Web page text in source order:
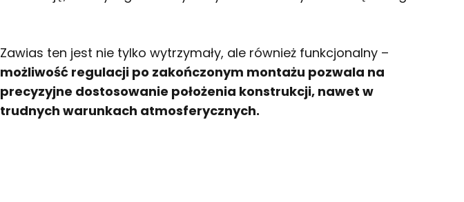
Zawias ten jest nie tylko wytrzymały, ale również funkcjonalny –
możliwość regulacji po zakończonym montażu pozwala na
precyzyjne dostosowanie położenia konstrukcji, nawet w
trudnych warunkach atmosferycznych.